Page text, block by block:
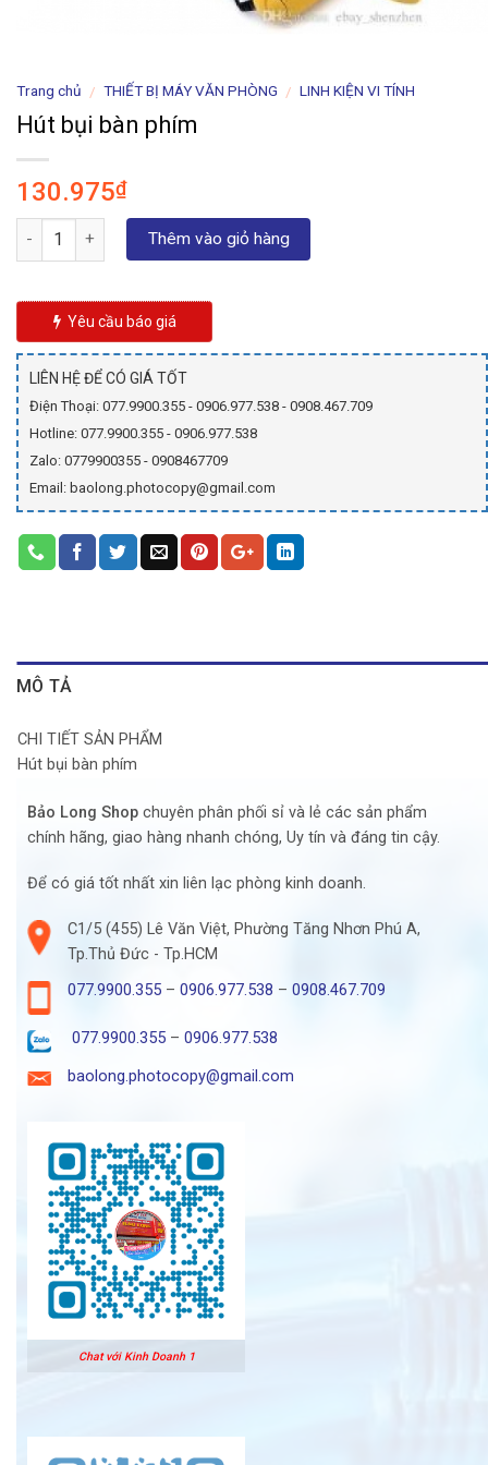
Trang chủ / THIẾT BỊ MÁY VĂN PHÒNG / LINH KIỆN VI TÍNH
Hút bụi bàn phím
130.975₫
Số lượng Thêm vào giỏ hàng
Yêu cầu báo giá
LIÊN HỆ ĐỂ CÓ GIÁ TỐT
Điện Thoại: 077.9900.355 - 0906.977.538 - 0908.467.709
Hotline: 077.9900.355 - 0906.977.538
Zalo: 0779900355 - 0908467709
Email: baolong.photocopy@gmail.com
MÔ TẢ
CHI TIẾT SẢN PHẨM
Hút bụi bàn phím
Bảo Long Shop chuyên phân phối sỉ và lẻ các sản phẩm
chính hãng, giao hàng nhanh chóng, Uy tín và đáng tin cậy.
Để có giá tốt nhất xin liên lạc phòng kinh doanh.
C1/5 (455) Lê Văn Việt, Phường Tăng Nhơn Phú A,
Tp.Thủ Đức - Tp.HCM
077.9900.355– 0906.977.538 – 0908.467.709
077.9900.355– 0906.977.538
baolong.photocopy@gmail.com
Chat với Kinh Doanh 1